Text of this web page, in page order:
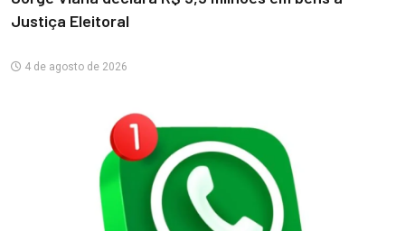
Justiça Eleitoral
4 de agosto de 2026